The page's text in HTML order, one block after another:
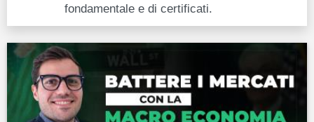
fondamentale e di certificati.